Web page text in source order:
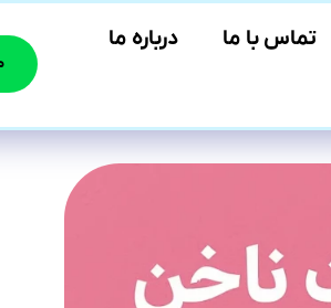
تماس با ما
درباره ما